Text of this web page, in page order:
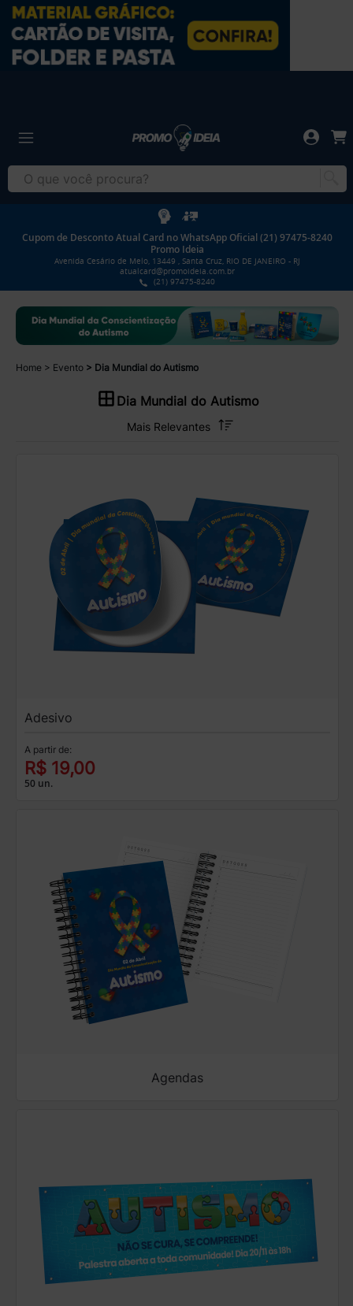
Cupom de Desconto Atual Card no WhatsApp Oficial (21) 97475-8240
Promo Ideia
Avenida Cesário de Melo, 13449 , Santa Cruz, RIO DE JANEIRO - RJ
atualcard@promoideia.com.br
(21) 97475-8240
Home Evento Dia Mundial do Autismo
Dia Mundial do Autismo
Adesivo
A partir de:
R$ 19,00
50 un.
Agendas